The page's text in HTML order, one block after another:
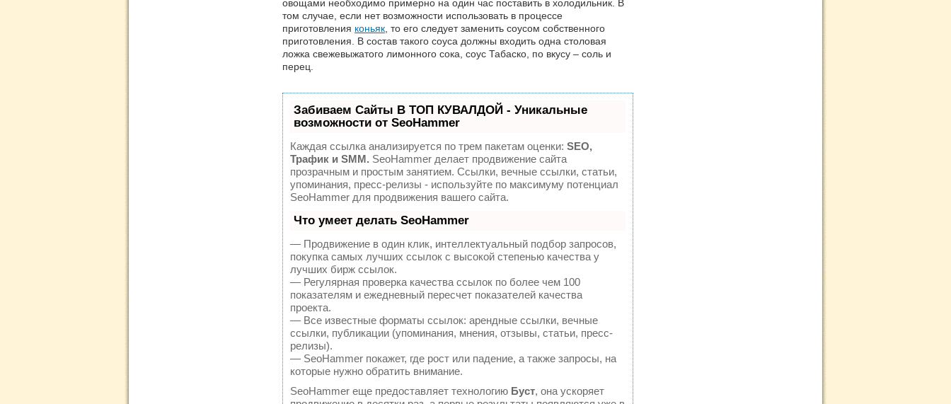
овощами необходимо примерно на один час поставить в холодильник. В
том случае, если нет возможности использовать в процессе
приготовления коньяк , то его следует заменить соусом собственного
приготовления. В состав такого соуса должны входить одна столовая
ложка свежевыжатого лимонного сока, соус Табаско, по вкусу – соль и
перец.
Забиваем Сайты В ТОП КУВАЛДОЙ - Уникальные
возможности от SeoHammer
Каждая ссылка анализируется по трем пакетам оценки: SEO,
Трафик и SMM. SeoHammer делает продвижение сайта
прозрачным и простым занятием. Ссылки, вечные ссылки, статьи,
упоминания, пресс-релизы - используйте по максимуму потенциал
SeoHammer для продвижения вашего сайта.
Что умеет делать SeoHammer
— Продвижение в один клик, интеллектуальный подбор запросов,
покупка самых лучших ссылок с высокой степенью качества у
лучших бирж ссылок.
— Регулярная проверка качества ссылок по более чем 100
показателям и ежедневный пересчет показателей качества
проекта.
— Все известные форматы ссылок: арендные ссылки, вечные
ссылки, публикации (упоминания, мнения, отзывы, статьи, пресс-
релизы).
— SeoHammer покажет, где рост или падение, а также запросы, на
которые нужно обратить внимание.
SeoHammer еще предоставляет технологию Буст, она ускоряет